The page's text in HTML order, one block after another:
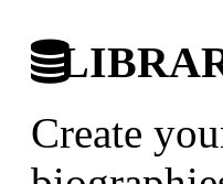
Create